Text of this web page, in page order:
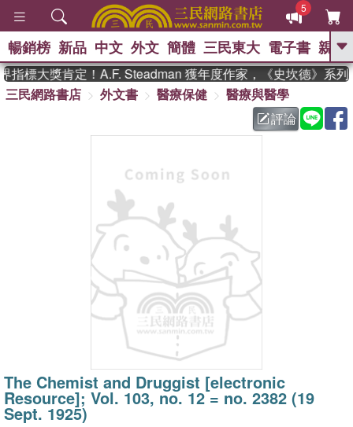
5
GO
熱搜： 東野圭吾 、 高希均教授回憶錄
父親節 、 如果歷
暑期推薦 、 國際布克
偉大的迷走神經
暢銷榜 新品 中文 外文 簡體 三民東大 電子書 親子
標大獎肯定！A.F. Steadman 獲年度作家，《史坎德》系列
三民網路書店
外文書 醫療保健
醫療與醫學
評論
The Chemist and Druggist [electronic
Resource]; Vol. 103, no. 12 = no. 2382 (19
Sept. 1925)